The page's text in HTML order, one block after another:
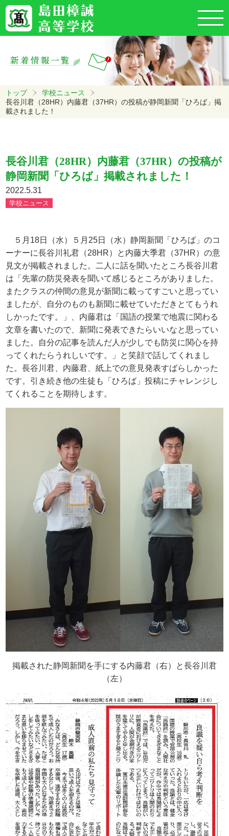
トップ
学校ニュース
長谷川君（28HR）内藤君（37HR）の投稿が静岡新聞「ひろば」掲
載されました！
長谷川君（28HR）内藤君（37HR）の投稿が
静岡新聞「ひろば」掲載されました！
2022.5.31
学校ニュース
５月 18日（水）５月 25日（水）静岡新聞「ひろば」のコ
ーナーに長谷川礼君（28HR）と内藤大季君（37HR）の意
見文が掲載されました。二人に話を聞いたところ長谷川君
は「先輩の防災発表を聞いて感じるところがありました。
またクラスの仲間の意見が新聞に載ってすごいと思ってい
ましたが、自分のものも新聞に載せていただきとてもうれ
しかったです。」、内藤君は「国語の授業で地震に関わる
文章を書いたので、新聞に発表できたらいいなと思ってい
ました。自分の記事を読んだ人が少しでも防災に関心を持
ってくれたらうれしいです。」と笑顔で話してくれまし
た。長谷川君、内藤君、紙上での意見発表すばらしかった
です。引き続き他の生徒も「ひろば」投稿にチャレンジし
てくれることを期待します。
掲載された静岡新聞を手にする内藤君（右）と長谷川君
（左）